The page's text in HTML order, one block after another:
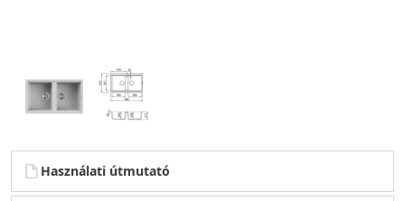
Használati útmutató